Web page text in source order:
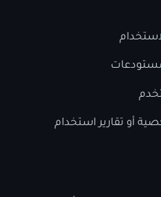
أو تقارير استخدام